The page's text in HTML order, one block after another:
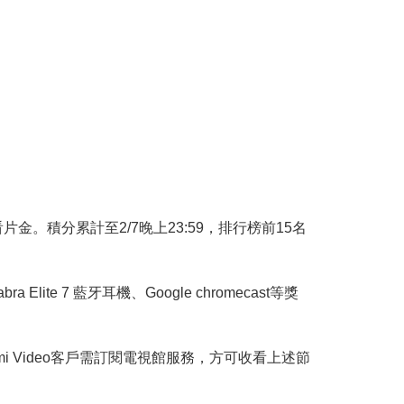
金。積分累計至2/7晚上23:59，排行榜前15名
Elite 7 藍牙耳機、Google chromecast等獎
Video客戶需訂閱電視館服務，方可收看上述節